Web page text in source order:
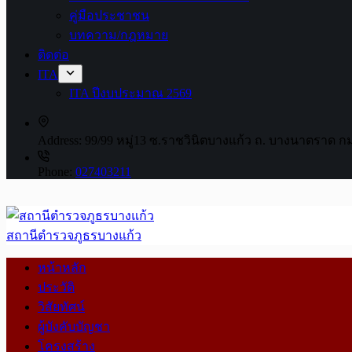
คู่มือประชาชน
บทความ/กฎหมาย
ติดต่อ
ITA
ITA ปีงบประมาณ 2569
Address: 99/99 หมู่13 ซ.ราชวินิตบางแก้ว ถ. บางนาตราด
Phone: 027403211
สถานีตำรวจภูธรบางแก้ว
หน้าหลัก
ประวัติ
วิสัยทัศน์
ผู้บังคับบัญชา
โครงสร้าง